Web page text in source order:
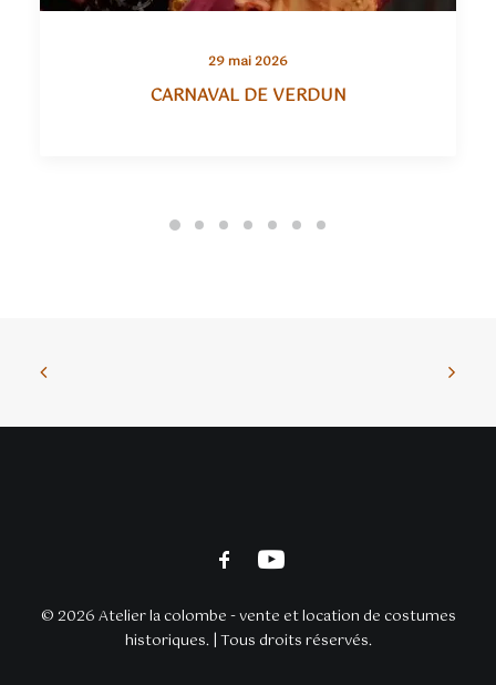
29 mai 2026
CARNAVAL DE VERDUN
© 2026 Atelier la colombe - vente et location de costumes
historiques. | Tous droits réservés.